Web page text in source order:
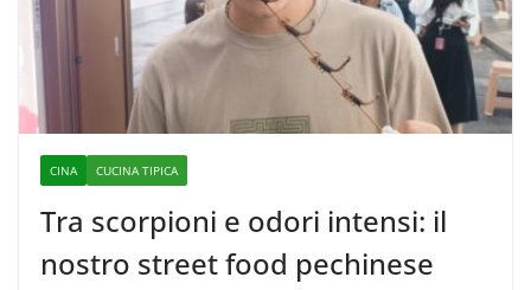
CINA CUCINA TIPICA
Tra scorpioni e odori intensi: il
nostro street food pechinese